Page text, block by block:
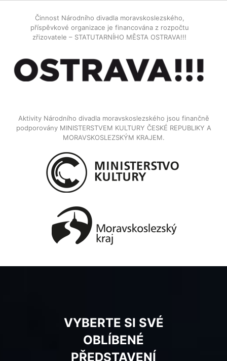
Činnost Národního divadla moravskoslezského,
příspěvkové organizace je financována z rozpočtu
zřizovatele – STATUTARNÍHO MĚSTA OSTRAVA!!!
Aktivity Národního divadla moravskoslezského jsou finančně
podporovány MINISTERSTVEM KULTURY ČESKÉ REPUBLIKY A
MORAVSKOSLEZSKÝM KRAJEM.
VYBERTE SI SVÉ
OBLÍBENÉ
PŘEDSTAVENÍ